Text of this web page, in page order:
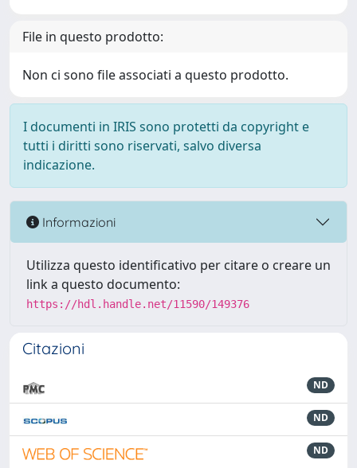
File in questo prodotto:
Non ci sono file associati a questo prodotto.
I documenti in IRIS sono protetti da copyright e
tutti i diritti sono riservati, salvo diversa
indicazione.
Informazioni
Utilizza questo identificativo per citare o creare un
link a questo documento:
https://hdl.handle.net/11590/149376
Citazioni
ND
ND
ND